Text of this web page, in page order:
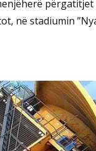
në stadiumin